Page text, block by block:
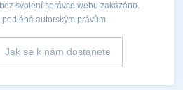
svolení správce webu zakázáno.
autorským právům.
Jak se k nám dostanete